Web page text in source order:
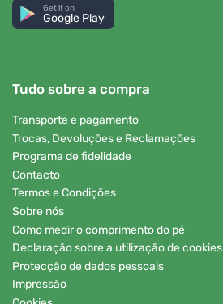
Get it on
Google Play
Tudo sobre a compra
Transporte e pagamento
Trocas, Devoluções e Reclamações
Programa de fidelidade
Contacto
Termos e Condições
Sobre nós
Como medir o comprimento do pé
Declaração sobre a utilização de cookies
Protecção de dados pessoais
Impressão